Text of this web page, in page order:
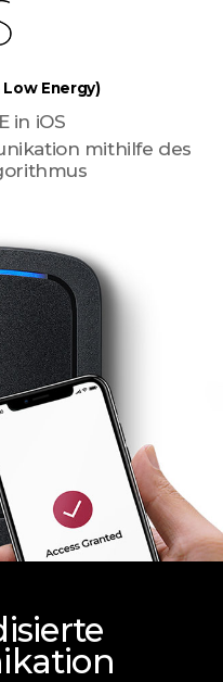
Energy)
in iOS
mithilfe des